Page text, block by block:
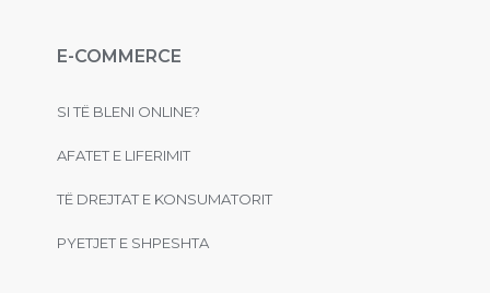
E-COMMERCE
SI TË BLENI ONLINE?
AFATET E LIFERIMIT
TË DREJTAT E KONSUMATORIT
PYETJET E SHPESHTA